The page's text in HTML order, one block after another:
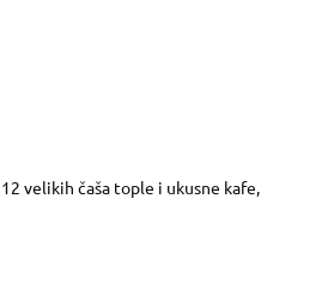
velikih čaša tople i ukusne kafe,